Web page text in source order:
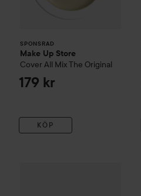
SPONSRAD
Make Up Store
Cover All MixThe Original
179 kr
KÖP